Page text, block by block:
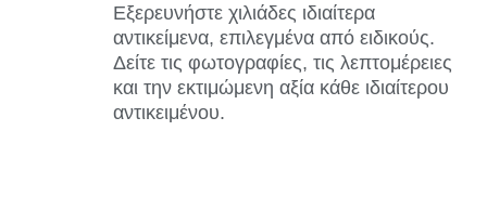
Εξερευνήστε χιλιάδες ιδιαίτερα
αντικείμενα, επιλεγμένα από ειδικούς.
Δείτε τις φωτογραφίες, τις λεπτομέρειες
και την εκτιμώμενη αξία κάθε ιδιαίτερου
αντικειμένου.